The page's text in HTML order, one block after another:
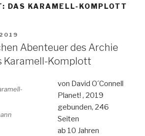
DAS KARAMELL-KOMPLOTT
Abenteuer des Archie
Karamell-Komplott
von David O´Connell
Planet! , 2019
gebunden, 246
Seiten
ab 10 Jahren